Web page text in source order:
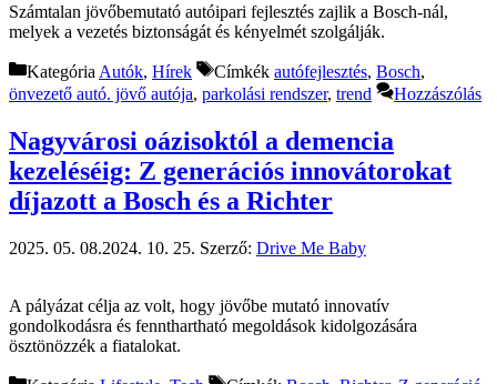
Számtalan jövőbemutató autóipari fejlesztés zajlik a Bosch-nál,
melyek a vezetés biztonságát és kényelmét szolgálják.
Kategória Autók, Hírek Címkék autófejlesztés, Bosch,
önvezető autó. jövő autója, parkolási rendszer, trend Hozzászólás
Nagyvárosi oázisoktól a demencia
kezeléséig: Z generációs innovátorokat
díjazott a Bosch és a Richter
2025. 05. 08.2024. 10. 25. Szerző: Drive Me Baby
A pályázat célja az volt, hogy jövőbe mutató innovatív
gondolkodásra és fennthartható megoldások kidolgozására
ösztönözzék a fiatalokat.